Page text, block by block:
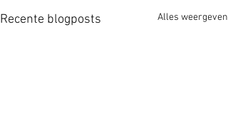
Recente blogposts Alles weergeven